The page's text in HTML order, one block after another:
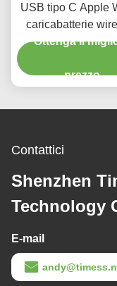
USB tipo C Apple
caricabatterie
portatile
Ottenga il
prezzo
Contattici
Shenzhen
Technology
E-mail